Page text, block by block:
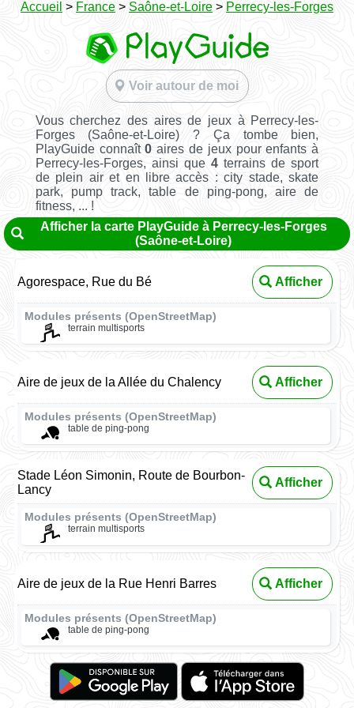
Accueil > France > Saône-et-Loire > Perrecy-les-Forges
Voir autour de moi
Vous cherchez des aires de jeux à Perrecy-les-
Forges (Saône-et-Loire) ? Ça tombe bien,
PlayGuide connaît0 aires de jeux pour enfants à
Perrecy-les-Forges, ainsi que 4 terrains de sport
de plein air et en libre accès : city stade, skate
park, pump track, table de ping-pong, aire de
fitness, ... !
Afficher la carte PlayGuide à Perrecy-les-Forges
(Saône-et-Loire)
Agorespace, Rue du Bé Afficher
Modules présents (OpenStreetMap)
terrain multisports
Aire de jeux de la Allée du Chalency Afficher
Modules présents (OpenStreetMap)
table de ping-pong
Stade Léon Simonin, Route de Bourbon-
Lancy
Afficher
Modules présents (OpenStreetMap)
terrain multisports
Aire de jeux de la Rue Henri Barres Afficher
Modules présents (OpenStreetMap)
table de ping-pong